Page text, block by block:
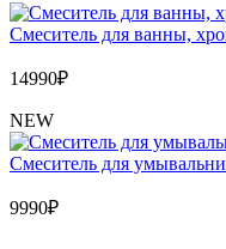
Cмеситель для ванны,
14990₽
NEW
Cмеситель для
9990₽